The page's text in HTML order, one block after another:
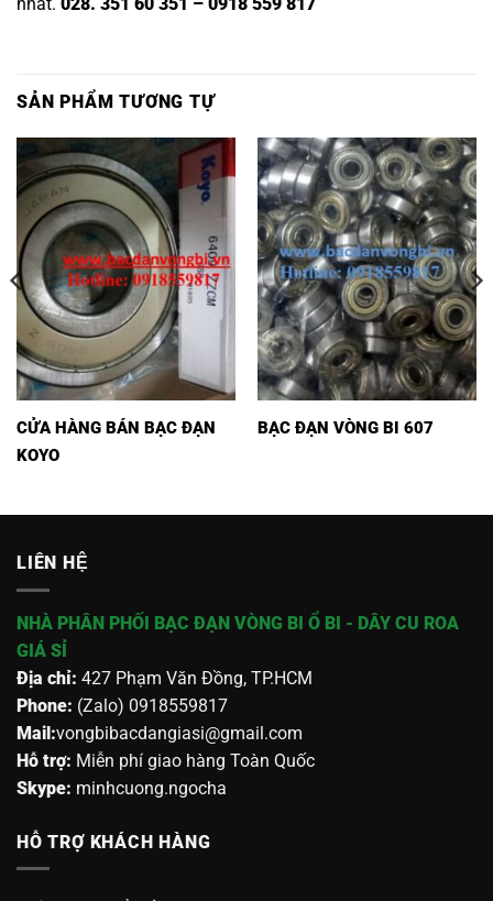
nhất. 028. 351 60 351 – 0918 559 817
SẢN PHẨM TƯƠNG TỰ
CỬA HÀNG BÁN BẠC ĐẠN
KOYO
BẠC ĐẠN VÒNG BI 607
LIÊN HỆ
NHÀ PHÂN PHỐI BẠC ĐẠN VÒNG BI Ổ BI - DÂY CU ROA
GIÁ SỈ
Địa chỉ: 427 Phạm Văn Đồng, TP.HCM
Phone: (Zalo) 0918559817
Mail:vongbibacdangiasi@gmail.com
Hỗ trợ: Miễn phí giao hàng Toàn Quốc
Skype: minhcuong.ngocha
HỖ TRỢ KHÁCH HÀNG